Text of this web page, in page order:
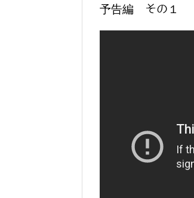
予告編 その１